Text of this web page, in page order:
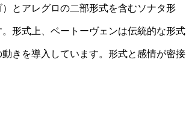
とアレグロの二部形式を含むソナタ形
形式上、ベートーヴェンは伝統的な形式
きを導入しています。形式と感情が密接